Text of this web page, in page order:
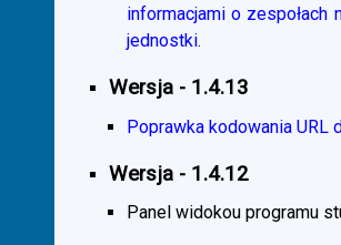
informacjami o zespołach
jednostki.
Wersja - 1.4.13
Poprawka kodowania URL
Wersja - 1.4.12
Panel widokou programu